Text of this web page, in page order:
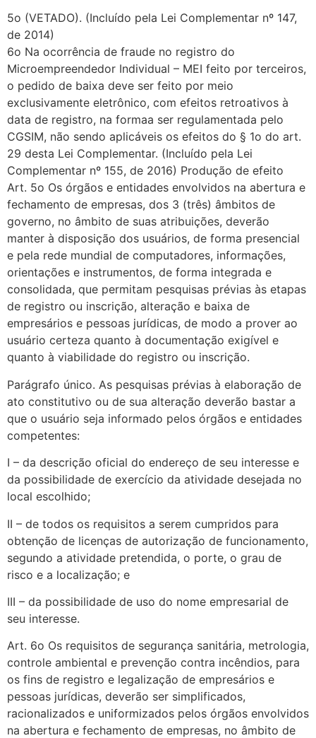
5o (VETADO). (Incluído pela Lei Complementar nº 147,
de 2014)
6o Na ocorrência de fraude no registro do
Microempreendedor Individual – MEI feito por terceiros,
o pedido de baixa deve ser feito por meio
exclusivamente eletrônico, com efeitos retroativos à
data de registro, na formaa ser regulamentada pelo
CGSIM, não sendo aplicáveis os efeitos do § 1o do art.
29 desta Lei Complementar. (Incluído pela Lei
Complementar nº 155, de 2016) Produção de efeito
Art. 5o Os órgãos e entidades envolvidos na abertura e
fechamento de empresas, dos 3 (três) âmbitos de
governo, no âmbito de suas atribuições, deverão
manter à disposição dos usuários, de forma presencial
e pela rede mundial de computadores, informações,
orientações e instrumentos, de forma integrada e
consolidada, que permitam pesquisas prévias às etapas
de registro ou inscrição, alteração e baixa de
empresários e pessoas jurídicas, de modo a prover ao
usuário certeza quanto à documentação exigível e
quanto à viabilidade do registro ou inscrição.
Parágrafo único. As pesquisas prévias à elaboração de
ato constitutivo ou de sua alteração deverão bastar a
que o usuário seja informado pelos órgãos e entidades
competentes:
I – da descrição oficial do endereço de seu interesse e
da possibilidade de exercício da atividade desejada no
local escolhido;
II – de todos os requisitos a serem cumpridos para
obtenção de licenças de autorização de funcionamento,
segundo a atividade pretendida, o porte, o grau de
risco e a localização; e
III – da possibilidade de uso do nome empresarial de
seu interesse.
Art. 6o Os requisitos de segurança sanitária, metrologia,
controle ambiental e prevenção contra incêndios, para
os fins de registro e legalização de empresários e
pessoas jurídicas, deverão ser simplificados,
racionalizados e uniformizados pelos órgãos envolvidos
na abertura e fechamento de empresas, no âmbito de